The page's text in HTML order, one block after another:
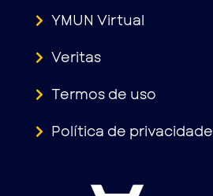
YMUN Virtual
Veritas
Termos de uso
Política de privacidade